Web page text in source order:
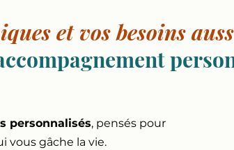
et vos besoins
personnalisés, pensés pour
vous gâche la vie.